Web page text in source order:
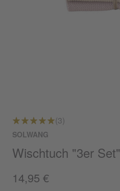
(3)
SOLWANG
Wischtuch "3er Set"
14,95 €